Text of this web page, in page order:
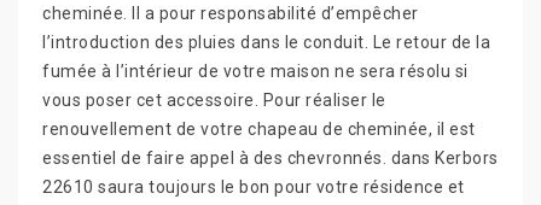
cheminée. Il a pour responsabilité d’empêcher
l’introduction des pluies dans le conduit. Le retour de la
fumée à l’intérieur de votre maison ne sera résolu si
vous poser cet accessoire. Pour réaliser le
renouvellement de votre chapeau de cheminée, il est
essentiel de faire appel à des chevronnés. dans Kerbors
22610 saura toujours le bon pour votre résidence et